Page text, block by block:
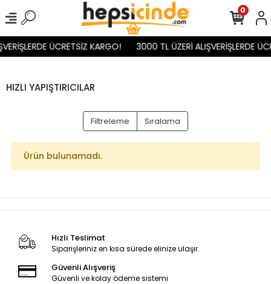
ÜCRETSİZ KARGO! 3000 TL ÜZERİ ALIŞVERİŞLERDE
0
HIZLI YAPIŞTIRICILAR
Filtreleme Sıralama
Ürün bulunamadı.
Hızlı Teslimat
Siparişleriniz en kısa sürede elinize ulaşır.
Güvenli Alışveriş
Güvenli ve kolay ödeme sistemi